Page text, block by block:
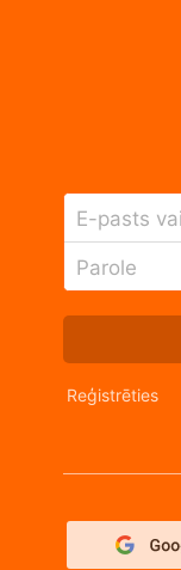
E-pasts
Parole
Reģistrēties